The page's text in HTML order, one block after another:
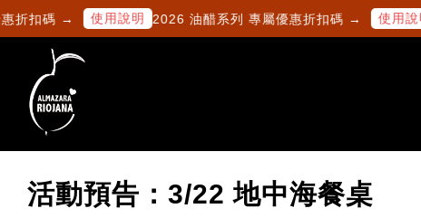
扣碼 → 使用說明 2026 油醋系列 專屬優惠折扣碼 → 使用說明
活動預告：3/22 地中海餐桌